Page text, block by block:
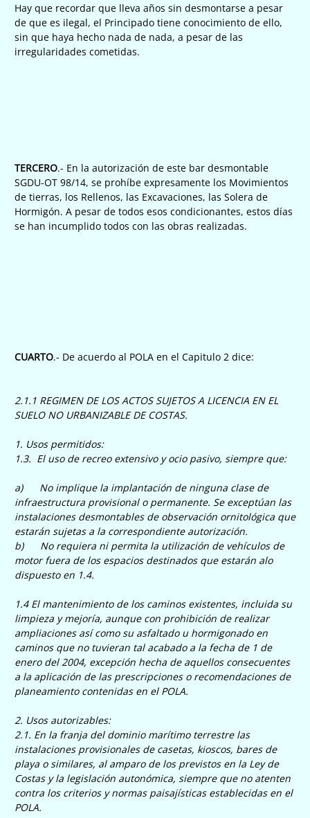
Hay que recordar que lleva años sin desmontarse a pesar
de que es ilegal, el Principado tiene conocimiento de ello,
sin que haya hecho nada de nada, a pesar de las
irregularidades cometidas.
TERCERO.- En la autorización de este bar desmontable
SGDU-OT 98/14, se prohíbe expresamente los Movimientos
de tierras, los Rellenos, las Excavaciones, las Solera de
Hormigón. A pesar de todos esos condicionantes, estos días
se han incumplido todos con las obras realizadas.
CUARTO.- De acuerdo al POLA en el Capitulo 2 dice:
2.1.1 REGIMEN DE LOS ACTOS SUJETOS A LICENCIA EN EL
SUELO NO URBANIZABLE DE COSTAS.
1. Usos permitidos:
1.3. El uso de recreo extensivo y ocio pasivo, siempre que:
a) No implique la implantación de ninguna clase de
infraestructura provisional o permanente. Se exceptúan las
instalaciones desmontables de observación ornitológica que
estarán sujetas a la correspondiente autorización.
b) No requiera ni permita la utilización de vehículos de
motor fuera de los espacios destinados que estarán alo
dispuesto en 1.4.
1.4 El mantenimiento de los caminos existentes, incluida su
limpieza y mejoría, aunque con prohibición de realizar
ampliaciones así como su asfaltado u hormigonado en
caminos que no tuvieran tal acabado a la fecha de 1 de
enero del 2004, excepción hecha de aquellos consecuentes
a la aplicación de las prescripciones o recomendaciones de
planeamiento contenidas en el POLA.
2. Usos autorizables:
2.1. En la franja del dominio marítimo terrestre las
instalaciones provisionales de casetas, kioscos, bares de
playa o similares, al amparo de los previstos en la Ley de
Costas y la legislación autonómica, siempre que no atenten
contra los criterios y normas paisajísticas establecidas en el
POLA.